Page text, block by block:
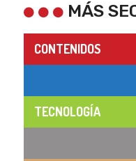
MÁS
CONTENIDOS
TECNOLOGÍA